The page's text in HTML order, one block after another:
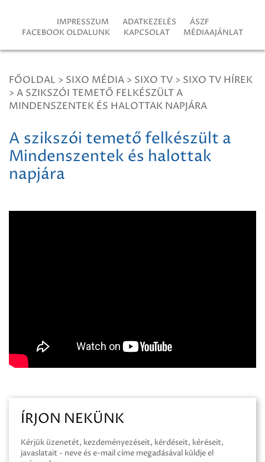
IMPRESSZUM ADATKEZELÉS
ÁSZF
FACEBOOK OLDALUNK
KAPCSOLAT MÉDIAAJÁNLAT
FŐOLDAL > SIXO MÉDIA > SIXO TV > SIXO TV HÍREK
> A SZIKSZÓI TEMETŐ FELKÉSZÜLT A
MINDENSZENTEK ÉS HALOTTAK NAPJÁRA
A szikszói temető felkészült a
Mindenszentek és halottak
napjára
ÍRJON NEKÜNK
Kérjük üzenetét, kezdeményezéseit, kérdéseit, kéréseit,
javaslatait - neve és e-mail címe megadásával küldje el